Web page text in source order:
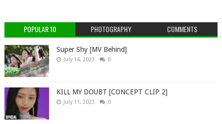
POPULAR 10 PHOTOGRAPHY COMMENTS
Super Shy [MV Behind]
July 14, 2023 0
KILL MY DOUBT [CONCEPT CLIP 2]
July 11, 2023 0